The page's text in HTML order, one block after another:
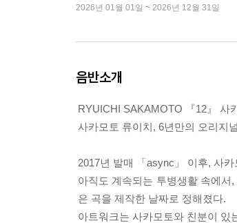
2026년 01월 01일 ~ 2026년 12월 31일
음반소개
RYUICHI SAKAMOTO 『12』 사
사카모토 류이치, 6년만의 오리지
2017년 발매 「async」 이후, 사
아직도 계속되는 투병생활 속에
은 곡을 제작한 날짜로 정해졌다.
아트워크는 사카모토와 친분이 있